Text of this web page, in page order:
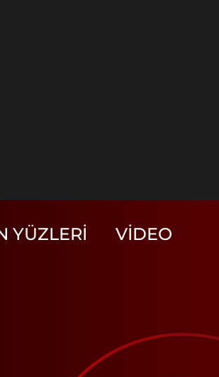
YÜZLERI VIDEO